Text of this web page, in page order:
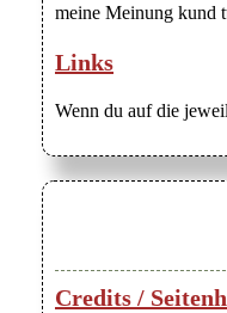
meine Meinung kund
Links
Wenn du auf die
Credits /